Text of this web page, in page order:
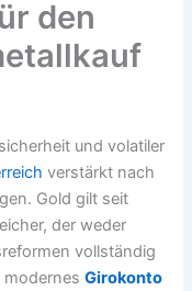
den
und volatiler
verstärkt nach
Gold gilt seit
der weder
vollständig
modernesGirokonto